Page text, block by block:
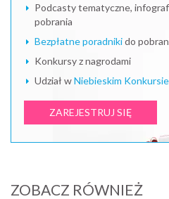
Podcasty tematyczne,
pobrania
Bezpłatne poradnikido
Konkursy z nagrodami
Udział wNiebieskim Konkursie
ZAREJESTRUJ SIĘ
ZOBACZ RÓWNIEŻ